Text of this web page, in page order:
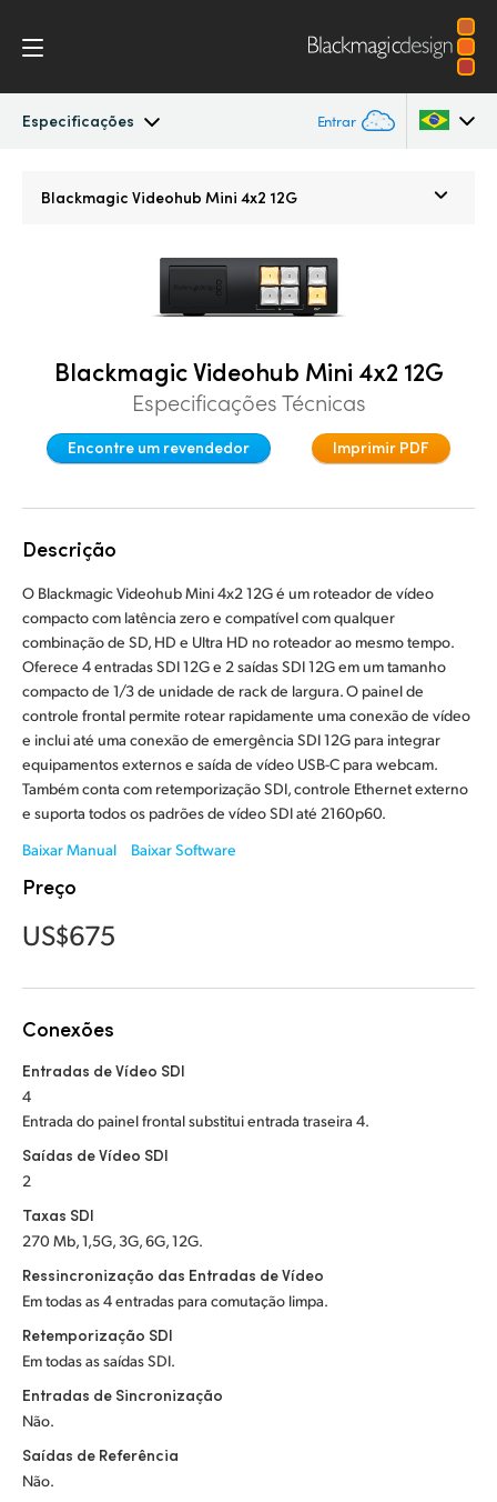
Especificações Entrar
Canada
Denmark
France
Germany
Hong Kong SAR, China
India
Italy
Japan
Korea
Malaysia
Singapore
South Africa
Spain
Blackmagic Videohub Mini 4x2 12G
Blackmagic Videohub Mini 4x2 12G
Especificações Técnicas
Encontre um revendedor Imprimir PDF
Descrição
O Blackmagic Videohub Mini 4x2 12G é um roteador de vídeo
compacto com latência zero e compatível com qualquer
combinação de SD, HD e Ultra HD no roteador ao mesmo tempo.
Oferece 4 entradas SDI 12G e 2 saídas SDI 12G em um tamanho
compacto de 1/3 de unidade de rack de largura. O painel de
controle frontal permite rotear rapidamente uma conexão de vídeo
e inclui até uma conexão de emergência SDI 12G para integrar
equipamentos externos e saída de vídeo USB-C para webcam.
Também conta com retemporização SDI, controle Ethernet externo
e suporta todos os padrões de vídeo SDI até 2160p60.
Baixar Manual
Baixar Software
Preço
US$675
Conexões
Entradas de Vídeo SDI
4
Entrada do painel frontal substitui entrada traseira 4.
Saídas de Vídeo SDI
2
Taxas SDI
270 Mb, 1,5G, 3G, 6G, 12G.
Ressincronização das Entradas de Vídeo
Em todas as 4 entradas para comutação limpa.
Retemporização SDI
Em todas as saídas SDI.
Entradas de Sincronização
Não.
Saídas de Referência
Não.